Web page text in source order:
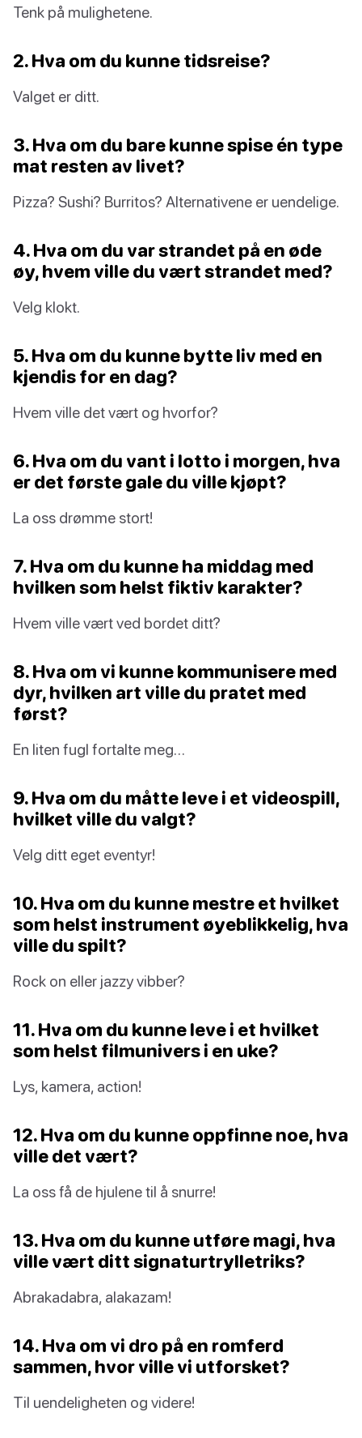
Tenk på mulighetene.
2. Hva om du kunne tidsreise?
Valget er ditt.
3. Hva om du bare kunne spise én type
mat resten av livet?
Pizza? Sushi? Burritos? Alternativene er uendelige.
4. Hva om du var strandet på en øde
øy, hvem ville du vært strandet med?
Velg klokt.
5. Hva om du kunne bytte liv med en
kjendis for en dag?
Hvem ville det vært og hvorfor?
6. Hva om du vant i lotto i morgen, hva
er det første gale du ville kjøpt?
La oss drømme stort!
7. Hva om du kunne ha middag med
hvilken som helst fiktiv karakter?
Hvem ville vært ved bordet ditt?
8. Hva om vi kunne kommunisere med
dyr, hvilken art ville du pratet med
først?
En liten fugl fortalte meg…
9. Hva om du måtte leve i et videospill,
hvilket ville du valgt?
Velg ditt eget eventyr!
10. Hva om du kunne mestre et hvilket
som helst instrument øyeblikkelig, hva
ville du spilt?
Rock on eller jazzy vibber?
11. Hva om du kunne leve i et hvilket
som helst filmunivers i en uke?
Lys, kamera, action!
12. Hva om du kunne oppfinne noe, hva
ville det vært?
La oss få de hjulene til å snurre!
13. Hva om du kunne utføre magi, hva
ville vært ditt signaturtrylletriks?
Abrakadabra, alakazam!
14. Hva om vi dro på en romferd
sammen, hvor ville vi utforsket?
Til uendeligheten og videre!